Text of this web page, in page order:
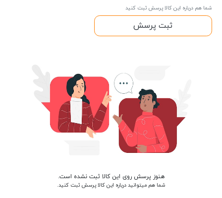
شما هم درباره این کالا پرسش ثبت کنید
ثبت پرسش
هنوز پرسش روی این کالا ثبت نشده است.
شما هم میتوانید درباره این کالا پرسش ثبت کنید.